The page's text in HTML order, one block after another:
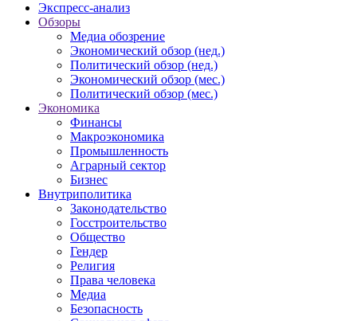
Экспресс-анализ
Обзоры
Медиа обозрение
Экономический обзор (нед.)
Политический обзор (нед.)
Экономический обзор (мес.)
Политический обзор (мес.)
Экономика
Финансы
Макроэкономика
Промышленность
Аграрный сектор
Бизнес
Внутриполитика
Законодательство
Госстроительство
Общество
Гендер
Религия
Права человека
Медиа
Безопасность